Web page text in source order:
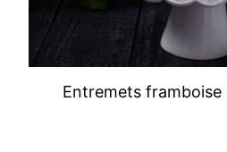
Entremets